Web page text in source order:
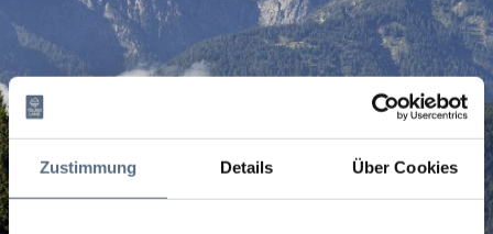
Zustimmung Details Über Cookies